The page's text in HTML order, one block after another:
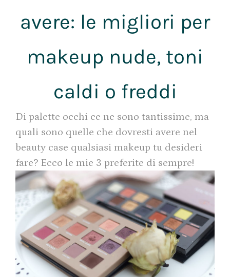
avere: le migliori per
makeup nude, toni
caldi o freddi
Di palette occhi ce ne sono tantissime, ma
quali sono quelle che dovresti avere nel
beauty case qualsiasi makeup tu desideri
fare? Ecco le mie 3 preferite di sempre!